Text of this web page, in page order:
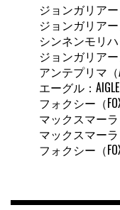
ジョンガリアー
ジョンガリアー
シンネンモリハ
ジョンガリアー
アンテプリマ（
エーグル：AIGLE
フォクシー（
マックスマーラ
マックスマーラ
フォクシー（